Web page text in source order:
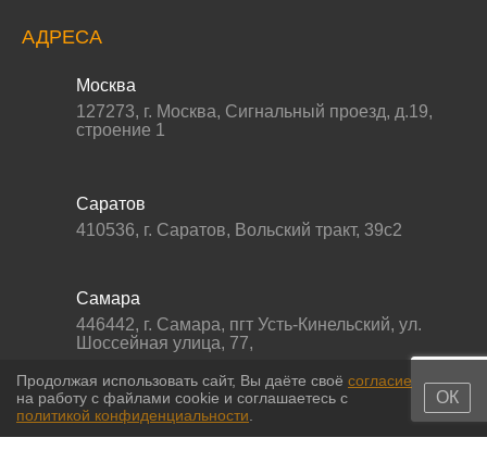
АДРЕСА
Москва
127273, г. Москва, Сигнальный проезд, д.19,
строение 1
Саратов
410536, г. Саратов, Вольский тракт, 39с2
Самара
446442, г. Самара, пгт Усть-Кинельский, ул.
Шоссейная улица, 77,
Продолжая использовать сайт, Вы даёте своё согласие
на работу с файлами cookie и соглашаетесь с
политикой конфиденциальности
ОК